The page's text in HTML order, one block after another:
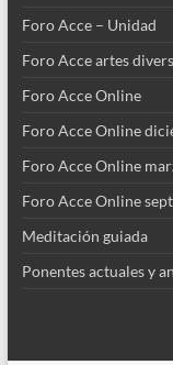
Foro Acce – Unidad
Foro Acce artes
Foro Acce Online
Foro Acce Online
Foro Acce Online
Foro Acce Online
Meditación guiada
Ponentes actuales y